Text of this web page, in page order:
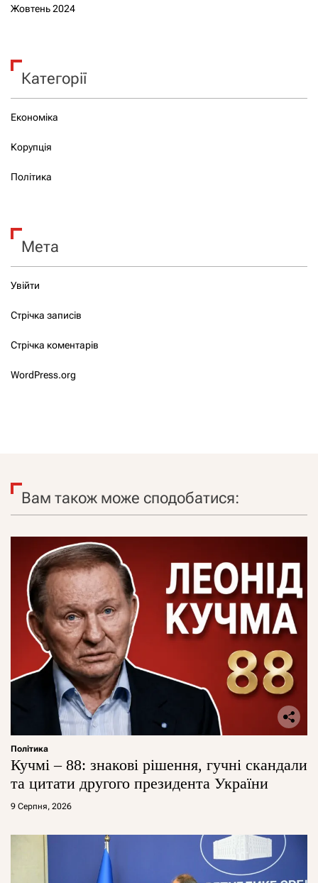
Жовтень 2024
Категорії
Економіка
Корупція
Політика
Мета
Увійти
Стрічка записів
Стрічка коментарів
WordPress.org
Вам також може сподобатися:
Політика
Кучмі – 88: знакові рішення, гучні скандали
та цитати другого президента України
9 Серпня, 2026